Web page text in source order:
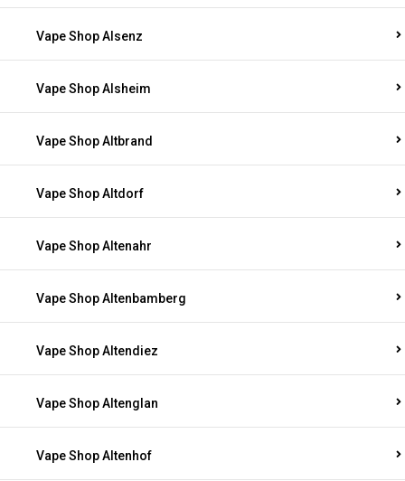
Vape Shop Alsenz
Vape Shop Alsheim
Vape Shop Altbrand
Vape Shop Altdorf
Vape Shop Altenahr
Vape Shop Altenbamberg
Vape Shop Altendiez
Vape Shop Altenglan
Vape Shop Altenhof